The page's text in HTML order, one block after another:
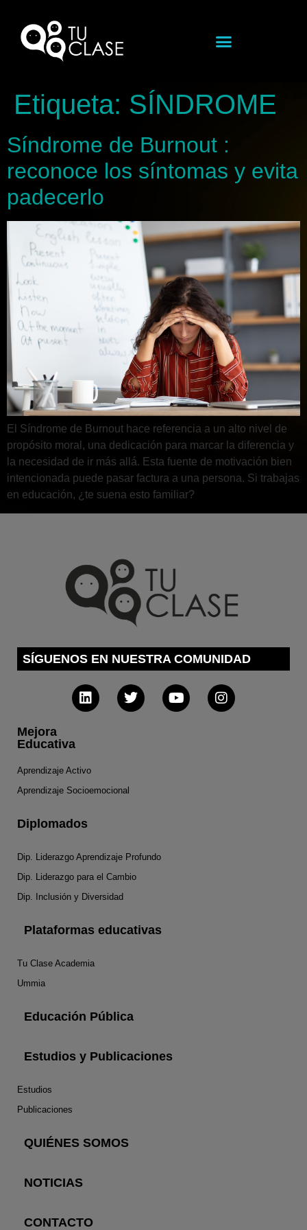
Etiqueta: SÍNDROME
Síndrome de Burnout :
reconoce los síntomas y evita
padecerlo
El Síndrome de Burnout hace referencia a un alto nivel de
propósito moral, una dedicación para marcar la diferencia y
la necesidad de ir más allá. Esta fuente de motivación bien
intencionada puede pasar factura a una persona. Si trabajas
en educación, ¿te suena esto familiar?
SÍGUENOS EN NUESTRA COMUNIDAD
Mejora
Educativa
Aprendizaje Activo
Aprendizaje Socioemocional
Diplomados
Dip. Liderazgo Aprendizaje Profundo
Dip. Liderazgo para el Cambio
Dip. Inclusión y Diversidad
Plataformas educativas
Tu Clase Academia
Ummia
Educación Pública
Estudios y Publicaciones
Estudios
Publicaciones
QUIÉNES SOMOS
NOTICIAS
CONTACTO